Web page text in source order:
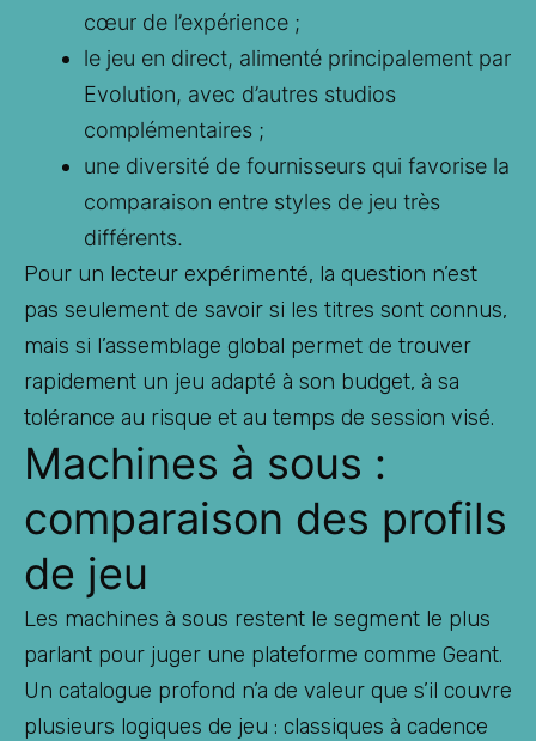
cœur de l’expérience ;
le jeu en direct, alimenté principalement par
Evolution, avec d’autres studios
complémentaires ;
une diversité de fournisseurs qui favorise la
comparaison entre styles de jeu très
différents.
Pour un lecteur expérimenté, la question n’est
pas seulement de savoir si les titres sont connus,
mais si l’assemblage global permet de trouver
rapidement un jeu adapté à son budget, à sa
tolérance au risque et au temps de session visé.
Machines à sous :
comparaison des profils
de jeu
Les machines à sous restent le segment le plus
parlant pour juger une plateforme comme Geant.
Un catalogue profond n’a de valeur que s’il couvre
plusieurs logiques de jeu : classiques à cadence